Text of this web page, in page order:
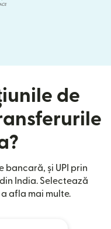
de
bancară, și UPI prin
India. Selectează
afla mai multe.